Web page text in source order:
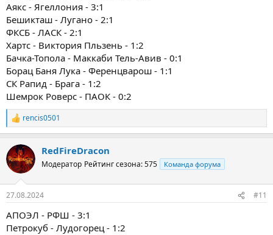
Аякс - Ягеллония - 3:1
Бешикташ - Лугано - 2:1
ФКСБ - ЛАСК - 2:1
Хартс - Виктория Пльзень - 1:2
Бачка-Топола - Маккаби Тель-Авив - 0:1
Борац Баня Лука - Ференцварош - 1:1
СК Рапид - Брага - 1:2
Шемрок Роверс - ПАОК - 0:2
Р
е
к
ц
и
rencis0501
RedFireDracon
Модератор Рейтинг сезона: 575 Команда форума
27.08.2024 #11
АПОЭЛ - РФШ - 3:1
Петрокуб - Лудогорец - 1:2